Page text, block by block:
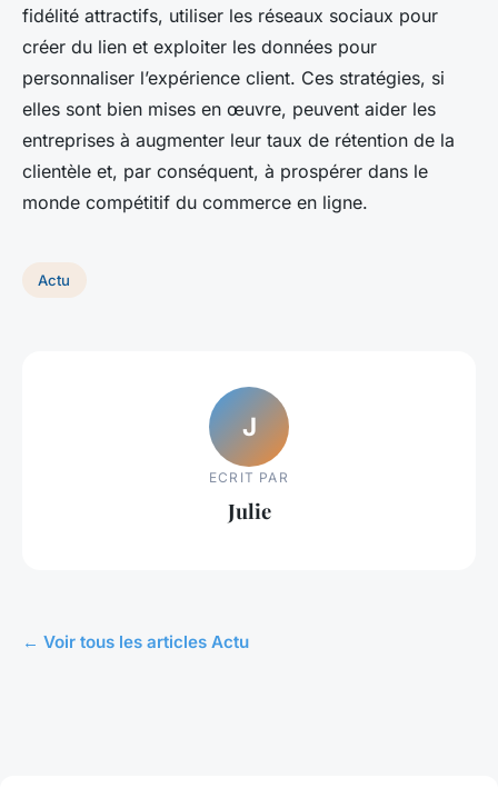
fidélité attractifs, utiliser les réseaux sociaux pour
créer du lien et exploiter les données pour
personnaliser l’expérience client. Ces stratégies, si
elles sont bien mises en œuvre, peuvent aider les
entreprises à augmenter leur taux de rétention de la
clientèle et, par conséquent, à prospérer dans le
monde compétitif du commerce en ligne.
Actu
J
ECRIT PAR
Julie
← Voir tous les articles Actu